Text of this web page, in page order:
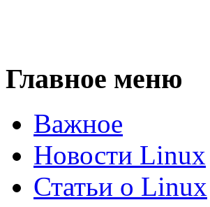
Главное меню
Важное
Новости Linux
Статьи о Linux